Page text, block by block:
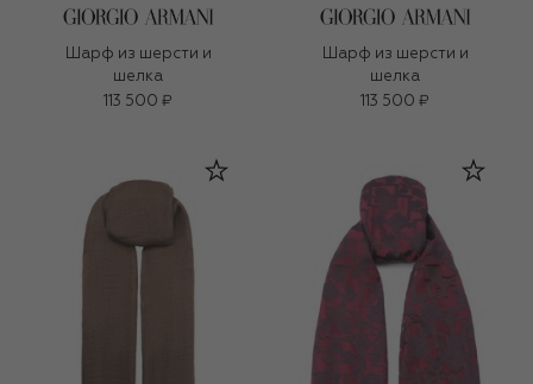
Шарф из шерсти и
шелка
113 500 ₽
Шарф из шерсти и
шелка
113 500 ₽